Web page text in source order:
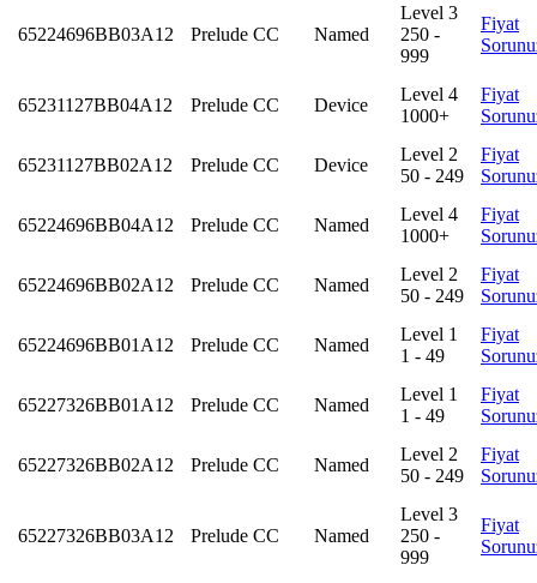
65224696BB03A12 Prelude CC Named
Level 3
250 -
999
Fiyat
65231127BB04A12 Prelude CC Device
Level 4
1000+
Fiyat
65231127BB02A12 Prelude CC Device
Level 2
50 - 249
Fiyat
65224696BB04A12 Prelude CC Named
Level 4
1000+
Fiyat
65224696BB02A12 Prelude CC Named
Level 2
50 - 249
Fiyat
65224696BB01A12 Prelude CC Named
Level 1
1 - 49
Fiyat
65227326BB01A12 Prelude CC Named
Level 1
1 - 49
Fiyat
65227326BB02A12 Prelude CC Named
Level 2
50 - 249
Fiyat
65227326BB03A12 Prelude CC Named
Level 3
250 -
999
Fiyat